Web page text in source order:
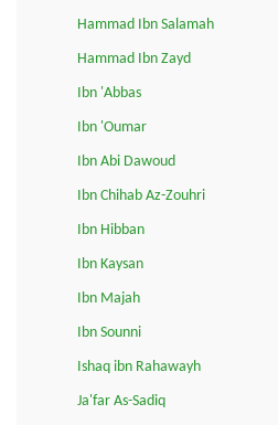
Hammad Ibn Salamah
Hammad Ibn Zayd
Ibn 'Abbas
Ibn 'Oumar
Ibn Abi Dawoud
Ibn Chihab Az-Zouhri
Ibn Hibban
Ibn Kaysan
Ibn Majah
Ibn Sounni
Ishaq ibn Rahawayh
Ja'far As-Sadiq